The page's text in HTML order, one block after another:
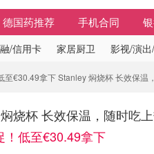
德国药推荐 手机合同
/信用卡 家居厨卫 影视/演
至€30.49拿下 Stanley 焖烧杯 长效保温
烧杯 长效保温，随时吃上
！低至€30.49拿下